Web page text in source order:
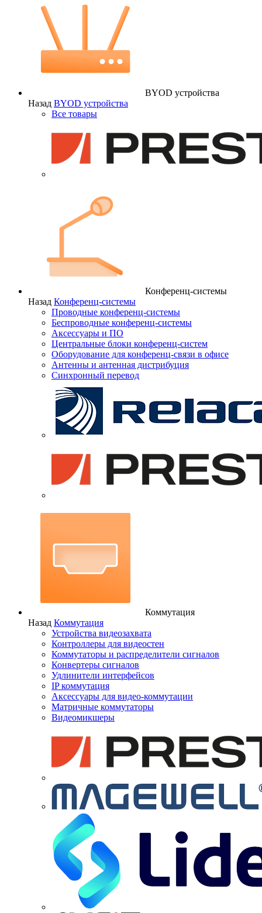
BYOD устройства
Назад BYOD устройства
Все товары
Конференц-системы
Назад Конференц-системы
Проводные конференц-системы
Беспроводные конференц-системы
Аксессуары и ПО
Центральные блоки конференц-систем
Оборудование для конференц-связи в офисе
Антенны и антенная дистрибуция
Синхронный перевод
Коммутация
Назад Коммутация
Устройства видеозахвата
Контроллеры для видеостен
Коммутаторы и распределители сигналов
Конвертеры сигналов
Удлинители интерфейсов
IP коммутация
Аксессуары для видео-коммутации
Матричные коммутаторы
Видеомикшеры